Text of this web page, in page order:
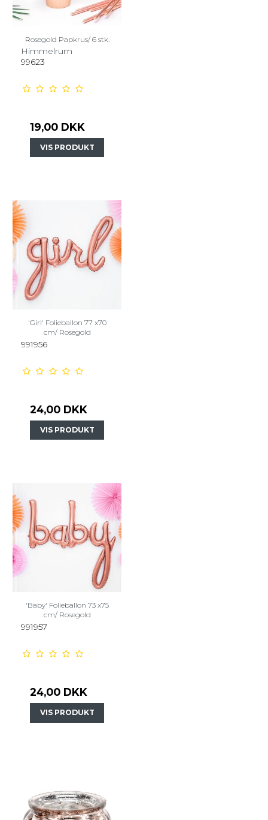
Rosegold Papkrus/ 6 stk.
Himmelrum
99623
19,00 DKK
VIS PRODUKT
'Girl' Folieballon 77 x70
cm/ Rosegold
991956
24,00 DKK
VIS PRODUKT
'Baby' Folieballon 73 x75
cm/ Rosegold
991957
24,00 DKK
VIS PRODUKT